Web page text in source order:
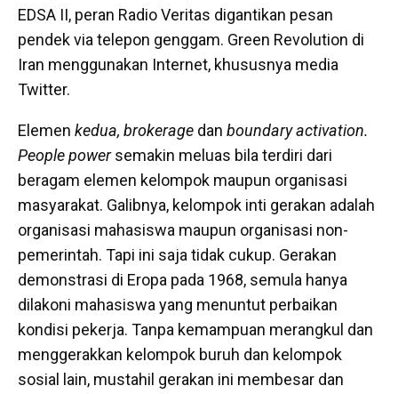
EDSA II, peran Radio Veritas digantikan pesan
pendek via telepon genggam. Green Revolution di
Iran menggunakan Internet, khususnya media
Twitter.
Elemen kedua, brokerage dan boundary activation.
People powersemakin meluas bila terdiri dari
beragam elemen kelompok maupun organisasi
masyarakat. Galibnya, kelompok inti gerakan adalah
organisasi mahasiswa maupun organisasi non-
pemerintah. Tapi ini saja tidak cukup. Gerakan
demonstrasi di Eropa pada 1968, semula hanya
dilakoni mahasiswa yang menuntut perbaikan
kondisi pekerja. Tanpa kemampuan merangkul dan
menggerakkan kelompok buruh dan kelompok
sosial lain, mustahil gerakan ini membesar dan